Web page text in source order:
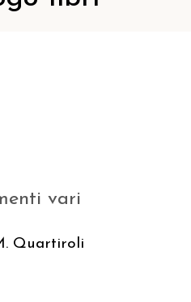
vari
Quartiroli